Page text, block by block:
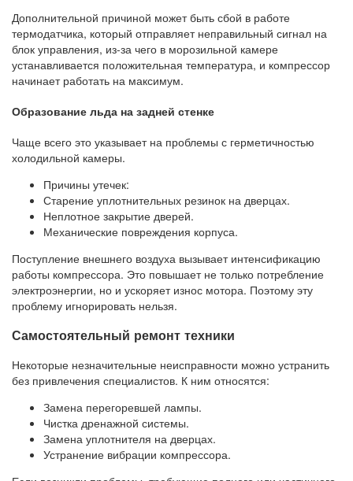
Дополнительной причиной может быть сбой в работе
термодатчика, который отправляет неправильный сигнал на
блок управления, из-за чего в морозильной камере
устанавливается положительная температура, и компрессор
начинает работать на максимум.
Образование льда на задней стенке
Чаще всего это указывает на проблемы с герметичностью
холодильной камеры.
Причины утечек:
Старение уплотнительных резинок на дверцах.
Неплотное закрытие дверей.
Механические повреждения корпуса.
Поступление внешнего воздуха вызывает интенсификацию
работы компрессора. Это повышает не только потребление
электроэнергии, но и ускоряет износ мотора. Поэтому эту
проблему игнорировать нельзя.
Самостоятельный ремонт техники
Некоторые незначительные неисправности можно устранить
без привлечения специалистов. К ним относятся:
Замена перегоревшей лампы.
Чистка дренажной системы.
Замена уплотнителя на дверцах.
Устранение вибрации компрессора.